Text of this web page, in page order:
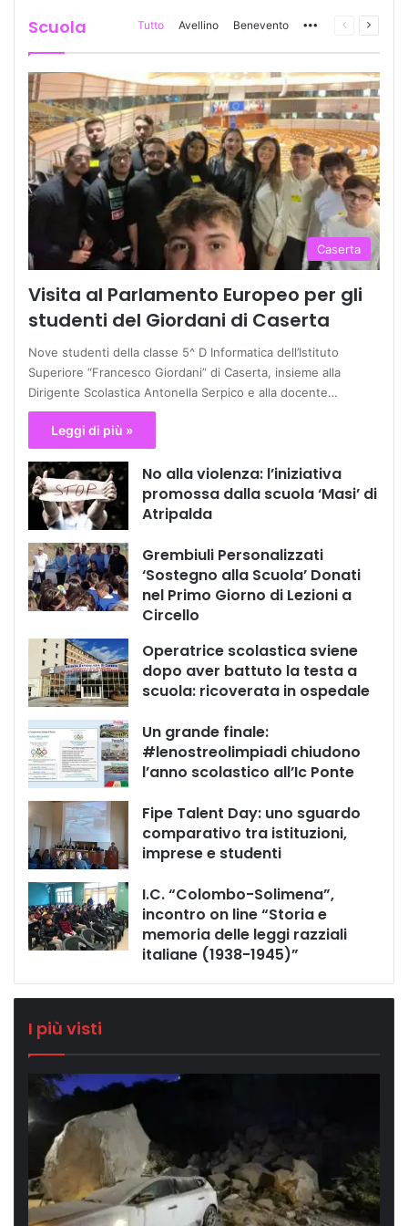
Scuola Tutto Avellino Benevento More Pagina
Caserta
Visita al Parlamento Europeo per gli
studenti del Giordani di Caserta
Nove studenti della classe 5^ D Informatica dell’Istituto
Superiore “Francesco Giordani” di Caserta, insieme alla
Dirigente Scolastica Antonella Serpico e alla docente…
Leggi di più »
No alla violenza: l’iniziativa
promossa dalla scuola ‘Masi’ di
Atripalda
Grembiuli Personalizzati
‘Sostegno alla Scuola’ Donati
nel Primo Giorno di Lezioni a
Circello
Operatrice scolastica sviene
dopo aver battuto la testa a
scuola: ricoverata in ospedale
Un grande finale:
#lenostreolimpiadi chiudono
l’anno scolastico all’Ic Ponte
Fipe Talent Day: uno sguardo
comparativo tra istituzioni,
imprese e studenti
I.C. “Colombo-Solimena”,
incontro on line “Storia e
memoria delle leggi razziali
italiane (1938-1945)”
I più visti